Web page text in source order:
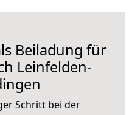
Beiladung für
Leinfelden-
Schritt bei der